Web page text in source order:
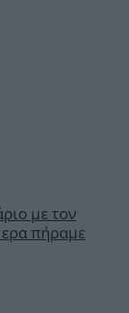
με τον
πήραμε